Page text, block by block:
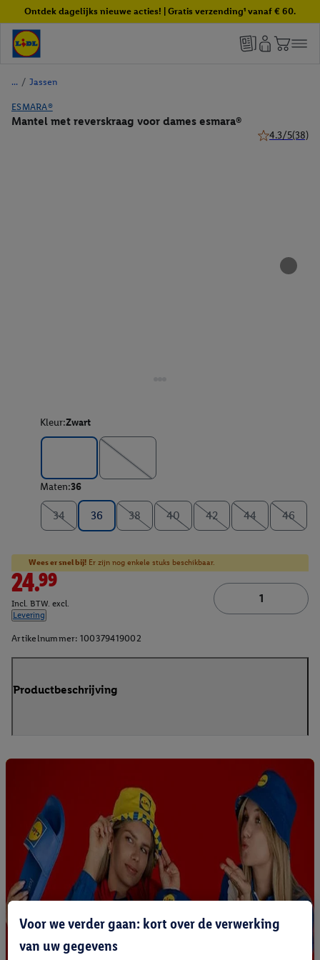
Ontdek dagelijks nieuwe acties! | Gratis verzending¹ vanaf € 60.
/ Jassen
ESMARA®
Mantel met reverskraag voor dames esmara®
4.3/5(38)
Kleur:Zwart
Maten:36
34 36 38 40 42 44 46
Wees er snel bij! Er zijn nog enkele stuks beschikbaar.
24.99
Incl. BTW. excl.
Levering
Artikelnummer: 100379419002
Productbeschrijving
Voor we verder gaan: kort over de verwerking
van uw gegevens